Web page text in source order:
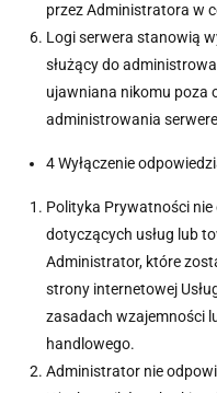
przez Administratora w
Logi serwera stanowią
służący do
ujawniana nikomu poza
administrowania
4 Wyłączenie
Polityka Prywatności
dotyczących usług lub
Administrator, które
strony internetowej
zasadach wzajemności
handlowego.
Administrator nie